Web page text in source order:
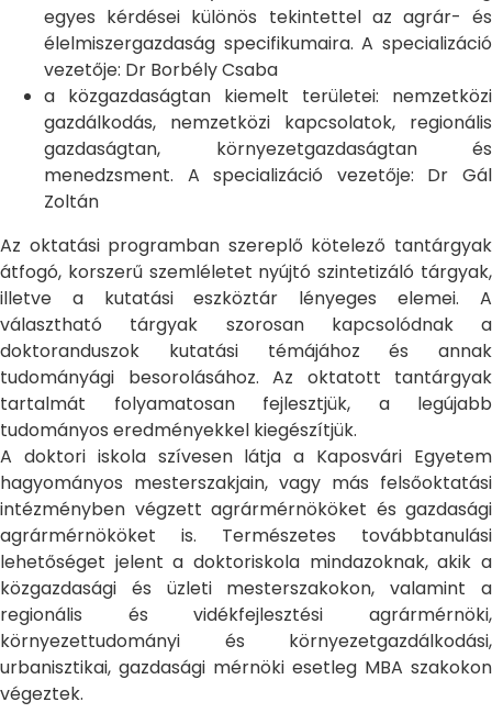
egyes kérdései különös tekintettel az agrár- és
élelmiszergazdaság specifikumaira. A specializáció
vezetője: Dr Borbély Csaba
a közgazdaságtan kiemelt területei: nemzetközi
gazdálkodás, nemzetközi kapcsolatok, regionális
gazdaságtan, környezetgazdaságtan és
menedzsment. A specializáció vezetője: Dr Gál
Zoltán
Az oktatási programban szereplő kötelező tantárgyak
átfogó, korszerű szemléletet nyújtó szintetizáló tárgyak,
illetve a kutatási eszköztár lényeges elemei. A
választható tárgyak szorosan kapcsolódnak a
doktoranduszok kutatási témájához és annak
tudományági besorolásához. Az oktatott tantárgyak
tartalmát folyamatosan fejlesztjük, a legújabb
tudományos eredményekkel kiegészítjük.
A doktori iskola szívesen látja a Kaposvári Egyetem
hagyományos mesterszakjain, vagy más felsőoktatási
intézményben végzett agrármérnököket és gazdasági
agrármérnököket is. Természetes továbbtanulási
lehetőséget jelent a doktoriskola mindazoknak, akik a
közgazdasági és üzleti mesterszakokon, valamint a
regionális és vidékfejlesztési agrármérnöki,
környezettudományi és környezetgazdálkodási,
urbanisztikai, gazdasági mérnöki esetleg MBA szakokon
végeztek.